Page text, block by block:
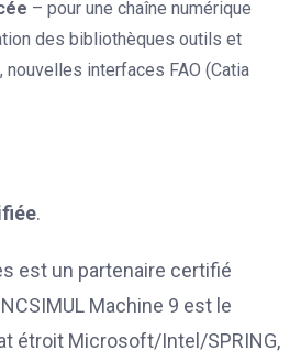
– pour une chaîne numérique
des bibliothèques outils et
interfaces FAO (Catia
.
est un partenaire certifié
Machine 9 est le
étroit Microsoft/Intel/SPRING,